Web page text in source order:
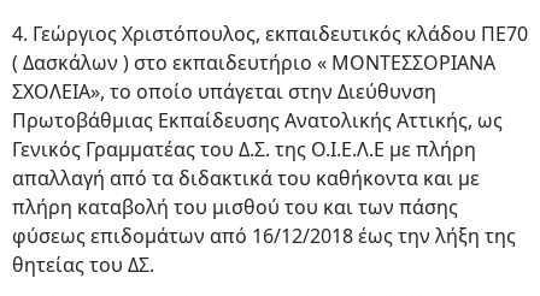
4. Γεώργιος Χριστόπουλος, εκπαιδευτικός κλάδου ΠΕ70
( Δασκάλων ) στο εκπαιδευτήριο « ΜΟΝΤΕΣΣΟΡΙΑΝΑ
ΣΧΟΛΕΙΑ», το οποίο υπάγεται στην Διεύθυνση
Πρωτοβάθμιας Εκπαίδευσης Ανατολικής Αττικής, ως
Γενικός Γραμματέας του Δ.Σ. της Ο.Ι.Ε.Λ.Ε με πλήρη
απαλλαγή από τα διδακτικά του καθήκοντα και με
πλήρη καταβολή του μισθού του και των πάσης
φύσεως επιδομάτων από 16/12/2018 έως την λήξη της
θητείας του ΔΣ.